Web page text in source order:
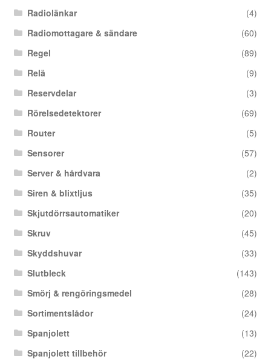
Radiolänkar
(4)
Radiomottagare & sändare
(60)
Regel
(89)
Relä
(9)
Reservdelar
(3)
Rörelsedetektorer
(69)
Router
(5)
Sensorer
(57)
Server & hårdvara
(2)
Siren & blixtljus
(35)
Skjutdörrsautomatiker
(20)
Skruv
(45)
Skyddshuvar
(33)
Slutbleck
(143)
Smörj & rengöringsmedel
(28)
Sortimentslådor
(24)
Spanjolett
(13)
Spanjolett tillbehör
(22)